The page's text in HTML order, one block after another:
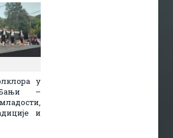
у
Бањи –
и